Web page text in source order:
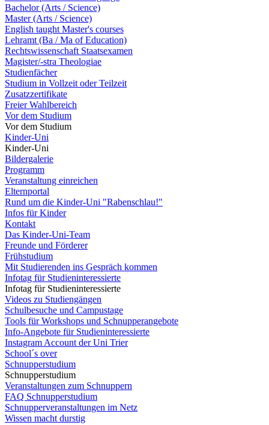
Bachelor (Arts / Science)
Master (Arts / Science)
English taught Master's courses
Lehramt (Ba / Ma of Education)
Rechtswissenschaft Staatsexamen
Magister/-stra Theologiae
Studienfächer
Studium in Vollzeit oder Teilzeit
Zusatzzertifikate
Freier Wahlbereich
Vor dem Studium
Vor dem Studium
Kinder-Uni
Kinder-Uni
Bildergalerie
Programm
Veranstaltung einreichen
Elternportal
Rund um die Kinder-Uni "Rabenschlau!"
Infos für Kinder
Kontakt
Das Kinder-Uni-Team
Freunde und Förderer
Frühstudium
Mit Studierenden ins Gespräch kommen
Infotag für Studieninteressierte
Infotag für Studieninteressierte
Videos zu Studiengängen
Schulbesuche und Campustage
Tools für Workshops und Schnupperangebote
Info-Angebote für Studieninteressierte
Instagram Account der Uni Trier
School´s over
Schnupperstudium
Schnupperstudium
Veranstaltungen zum Schnuppern
FAQ Schnupperstudium
Schnupperveranstaltungen im Netz
Wissen macht durstig